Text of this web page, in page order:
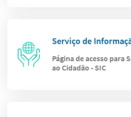
Serviço de
Página de acesso para
ao Cidadão - SIC